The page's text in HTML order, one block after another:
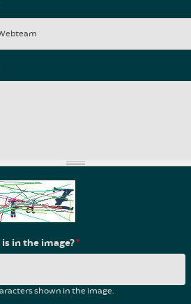
in the image?*
shown in the image.